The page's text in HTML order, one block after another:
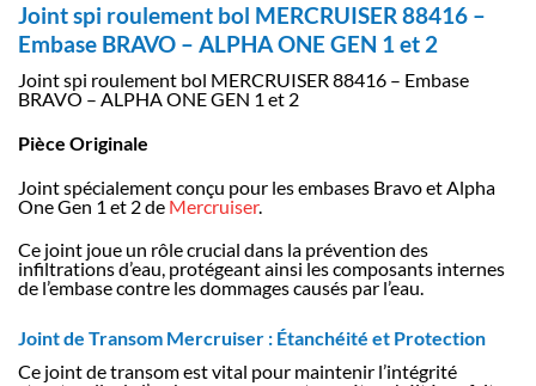
Joint spi roulement bol MERCRUISER 88416 –
Embase BRAVO – ALPHA ONE GEN 1 et 2
Joint spi roulement bol MERCRUISER 88416 – Embase
BRAVO – ALPHA ONE GEN 1 et 2
Pièce Originale
Joint spécialement conçu pour les embases Bravo et Alpha
One Gen 1 et 2 de Mercruiser.
Ce joint joue un rôle crucial dans la prévention des
infiltrations d’eau, protégeant ainsi les composants internes
de l’embase contre les dommages causés par l’eau.
Joint de Transom Mercruiser : Étanchéité et Protection
Ce joint de transom est vital pour maintenir l’intégrité